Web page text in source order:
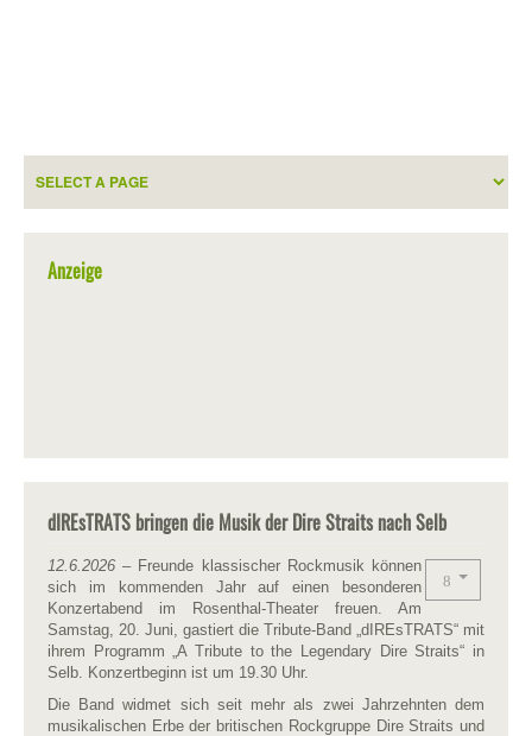
Anzeige
dIREsTRATS bringen die Musik der Dire Straits nach Selb
12.6.2026 – Freunde klassischer Rockmusik können
sich im kommenden Jahr auf einen besonderen
Konzertabend im Rosenthal-Theater freuen. Am
Samstag, 20. Juni, gastiert die Tribute-Band „dIREsTRATS“ mit
ihrem Programm „A Tribute to the Legendary Dire Straits“ in
Selb. Konzertbeginn ist um 19.30 Uhr.
Die Band widmet sich seit mehr als zwei Jahrzehnten dem
musikalischen Erbe der britischen Rockgruppe Dire Straits und